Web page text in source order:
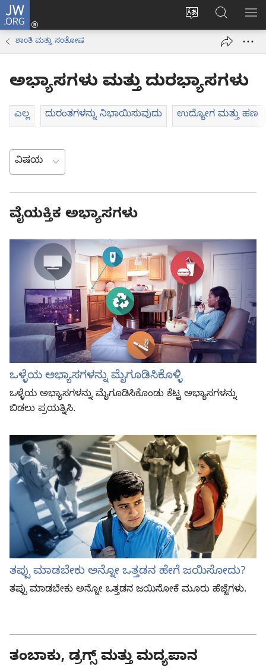
JW.ORG
ವೆಬ್‌ಸೈಟ್‌ನ
ಭಾಷೆಯನ್ನು
ಬದಲಿಸು
ಲಾಗ್
ಇನ್
new
ಹುಡುಕಿ
ಶಾಂತಿ ಮತ್ತು ಸಂತೋಷ
ಅಭ್ಯಾಸಗಳು ಮತ್ತು ದುರಭ್ಯಾಸಗಳು
ಎಲ್ಲ ದುರಂತಗಳನ್ನು ನಿಭಾಯಿಸುವುದು ಉದ್ಯೋಗ ಮತ್ತು ಹಣ
ವೈಯಕ್ತಿಕ ಅಭ್ಯಾಸಗಳು
ಒಳ್ಳೆಯ ಅಭ್ಯಾಸಗಳನ್ನು ಮೈಗೂಡಿಸಿಕೊಳ್ಳಿ
ಒಳ್ಳೆಯ ಅಭ್ಯಾಸಗಳನ್ನು ಮೈಗೂಡಿಸಿಕೊಂಡು ಕೆಟ್ಟ ಅಭ್ಯಾಸಗಳನ್ನು
ಬಿಡಲು ಪ್ರಯತ್ನಿಸಿ.
ತಪ್ಪು ಮಾಡಬೇಕು ಅನ್ನೋ ಒತ್ತಡನ ಹೇಗೆ ಜಯಿಸೋದು?
ತಪ್ಪು ಮಾಡಬೇಕು ಅನ್ನೋ ಒತ್ತಡನ ಜಯಿಸೋಕೆ ಮೂರು ಹೆಜ್ಜೆಗಳು.
ತಂಬಾಕು, ಡ್ರಗ್ಸ್ ಮತ್ತು ಮದ್ಯಪಾನ